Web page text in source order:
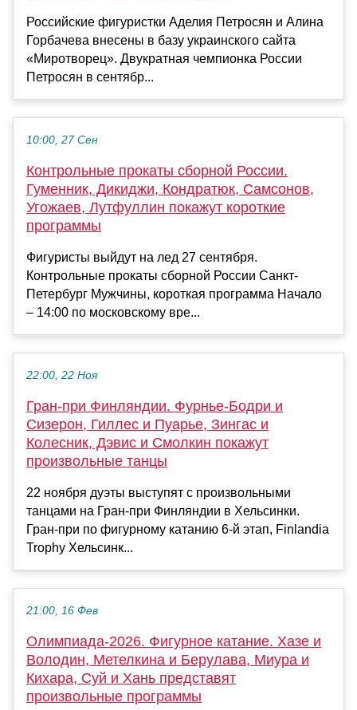
Российские фигуристки Аделия Петросян и Алина
Горбачева внесены в базу украинского сайта
«Миротворец». Двукратная чемпионка России
Петросян в сентябр...
10:00, 27 Сен
Контрольные прокаты сборной России.
Гуменник, Дикиджи, Кондратюк, Самсонов,
Угожаев, Лутфуллин покажут короткие
программы
Фигуристы выйдут на лед 27 сентября.
Контрольные прокаты сборной России Санкт-
Петербург Мужчины, короткая программа Начало
– 14:00 по московскому вре...
22:00, 22 Ноя
Гран-при Финляндии. Фурнье-Бодри и
Сизерон, Гиллес и Пуарье, Зингас и
Колесник, Дэвис и Смолкин покажут
произвольные танцы
22 ноября дуэты выступят с произвольными
танцами на Гран-при Финляндии в Хельсинки.
Гран-при по фигурному катанию 6-й этап, Finlandia
Trophy Хельсинк...
21:00, 16 Фев
Олимпиада-2026. Фигурное катание. Хазе и
Володин, Метелкина и Берулава, Миура и
Кихара, Суй и Хань представят
произвольные программы